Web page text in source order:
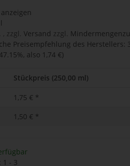
zzgl. Versand zzgl.
Preisempfehlung des Herstellers:
, also 1,74 €)
Stückpreis (250,00 ml)
1,75 € *
1,50 € *
1 - 3